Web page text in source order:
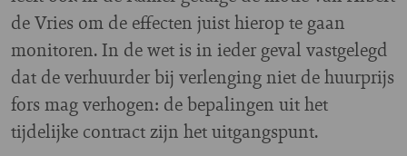
de Vries om de effecten juist hierop te gaan
monitoren. In de wet is in ieder geval vastgelegd
dat de verhuurder bij verlenging niet de huurprijs
fors mag verhogen: de bepalingen uit het
tijdelijke contract zijn het uitgangspunt.